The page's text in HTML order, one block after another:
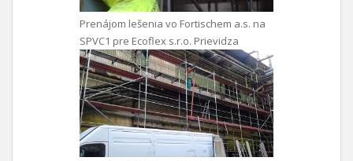
Prenájom lešenia vo Fortischem a.s. na
SPVC1 pre Ecoflex s.r.o. Prievidza